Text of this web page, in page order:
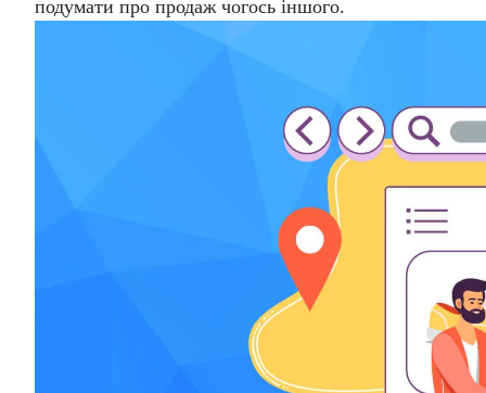
подумати про продаж чогось іншого.